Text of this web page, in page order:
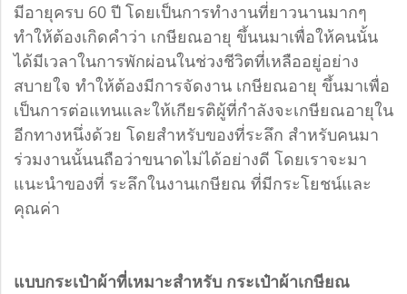
มีอายุครบ 60 ปี โดยเป็นการทำงานที่ยาวนานมากๆ
ทำให้ต้องเกิดคำว่า เกษียณอายุ ขึ้นนมาเพื่อให้คนนั้น
ได้มีเวลาในการพักผ่อนในช่วงชีวิตที่เหลืออยู่อย่าง
สบายใจ ทำให้ต้องมีการจัดงาน เกษียณอายุ ขึ้นมาเพื่อ
เป็นการต่อแทนและให้เกียรติผู้ที่กำลังจะเกษียณอายุใน
อีกทางหนึ่งด้วย โดยสำหรับของที่ระลึก สำหรับคนมา
ร่วมงานนั้นนถือว่าขนาดไม่ได้อย่างดี โดยเราจะมา
แนะนำของที่ ระลึกในงานเกษียณ ที่มีกระโยชน์และ
คุณค่า
แบบกระเป๋าผ้าที่เหมาะสำหรับ กระเป๋าผ้าเกษียณ